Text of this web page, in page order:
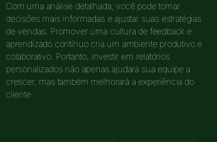
Com uma análise detalhada, você pode tomar
decisões mais informadas e ajustar suas estratégias
de vendas. Promover uma cultura de feedback e
aprendizado contínuo cria um ambiente produtivo e
colaborativo. Portanto, investir em relatórios
personalizados não apenas ajudará sua equipe a
crescer, mas também melhorará a experiência do
cliente.